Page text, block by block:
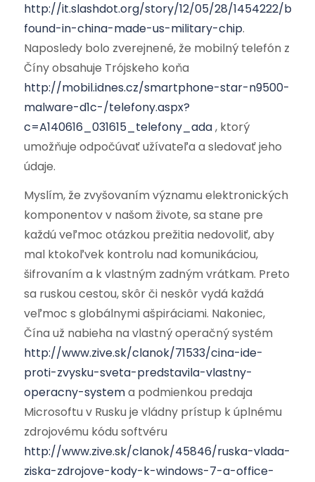
http://it.slashdot.org/story/12/05/28/1454222/
found-in-china-made-us-military-chip.
Naposledy bolo zverejnené, že mobilný telefón z
Číny obsahuje Trójskeho koňa
http://mobil.idnes.cz/smartphone-star-n9500-
malware-d1c-/telefony.aspx?
c=A140616_031615_telefony_ada, ktorý
umožňuje odpočúvať užívateľa a sledovať jeho
údaje.
Myslím, že zvyšovaním významu elektronických
komponentov v našom živote, sa stane pre
každú veľmoc otázkou prežitia nedovoliť, aby
mal ktokoľvek kontrolu nad komunikáciou,
šifrovaním a k vlastným zadným vrátkam. Preto
sa ruskou cestou, skôr či neskôr vydá každá
veľmoc s globálnymi ašpiráciami. Nakoniec,
Čína už nabieha na vlastný operačný systém
http://www.zive.sk/clanok/71533/cina-ide-
proti-zvysku-sveta-predstavila-vlastny-
operacny-systema podmienkou predaja
Microsoftu v Rusku je vládny prístup k úplnému
zdrojovému kódu softvéru
http://www.zive.sk/clanok/45846/ruska-vlada-
ziska-zdrojove-kody-k-windows-7-a-office-